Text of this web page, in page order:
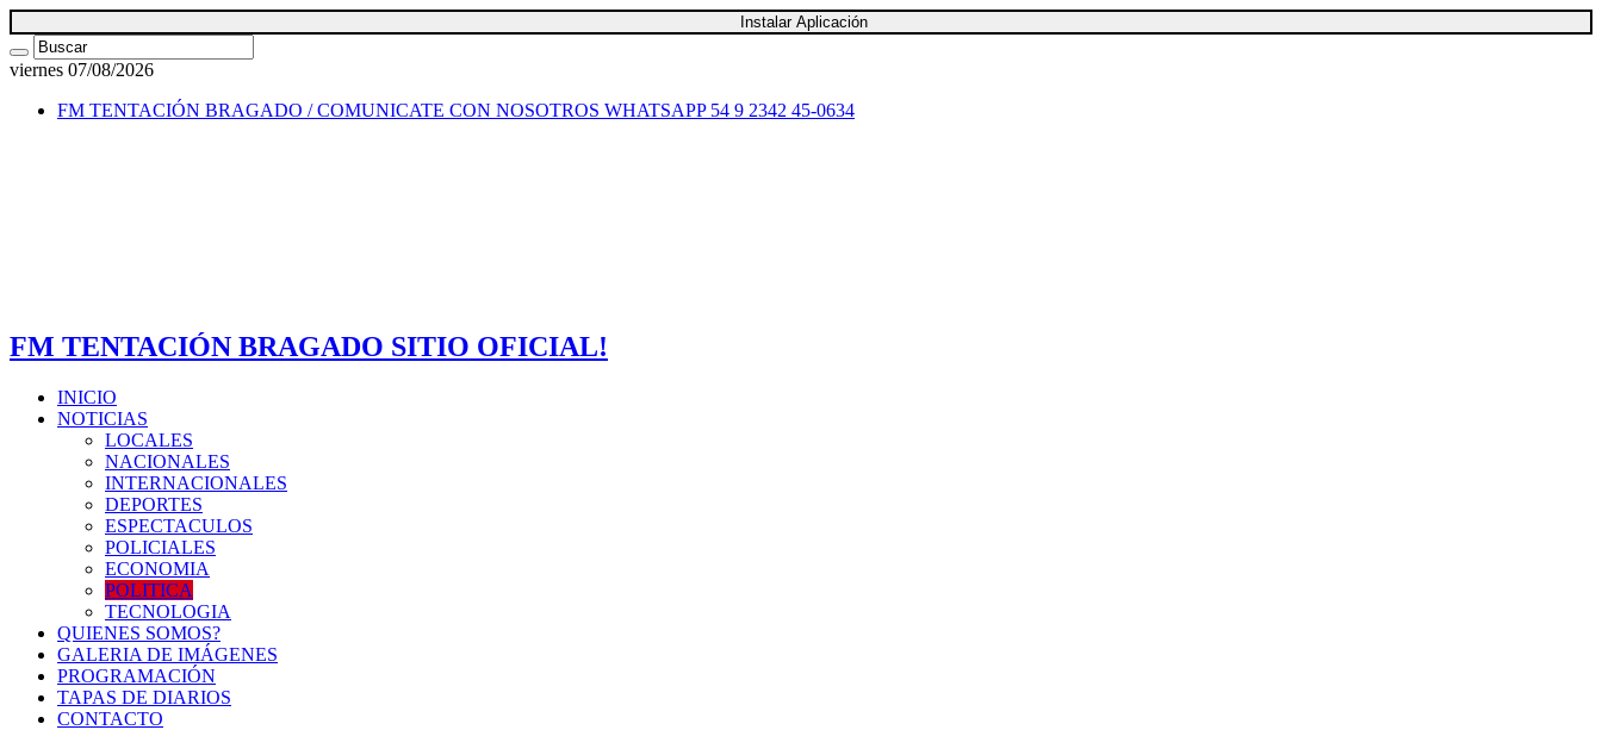
Instalar Aplicación
viernes 07/08/2026
FM TENTACIÓN BRAGADO / COMUNICATE CON NOSOTROS WHATSAPP 54 9 2342 45-0634
FM TENTACIÓN BRAGADO SITIO OFICIAL!
INICIO
NOTICIAS
LOCALES
NACIONALES
INTERNACIONALES
DEPORTES
ESPECTACULOS
POLICIALES
ECONOMIA
POLITICA
TECNOLOGIA
QUIENES SOMOS?
GALERIA DE IMÁGENES
PROGRAMACIÓN
TAPAS DE DIARIOS
CONTACTO